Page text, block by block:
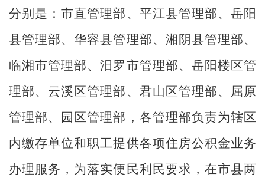
分别是：市直管理部、平江县管理部、岳阳
县管理部、华容县管理部、湘阴县管理部、
临湘市管理部、汨罗市管理部、岳阳楼区管
理部、云溪区管理部、君山区管理部、屈原
管理部、园区管理部，各管理部负责为辖区
内缴存单位和职工提供各项住房公积金业务
办理服务，为落实便民利民要求，在市县两